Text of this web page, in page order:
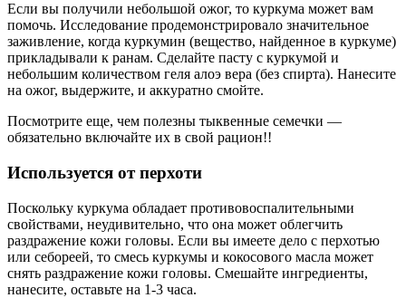
Если вы получили небольшой ожог, то куркума может вам
помочь. Исследование продемонстрировало значительное
заживление, когда куркумин (вещество, найденное в куркуме)
прикладывали к ранам. Сделайте пасту с куркумой и
небольшим количеством геля алоэ вера (без спирта). Нанесите
на ожог, выдержите, и аккуратно смойте.
Посмотрите еще, чем полезны тыквенные семечки —
обязательно включайте их в свой рацион!!
Используется от перхоти
Поскольку куркума обладает противовоспалительными
свойствами, неудивительно, что она может облегчить
раздражение кожи головы. Если вы имеете дело с перхотью
или себореей, то смесь куркумы и кокосового масла может
снять раздражение кожи головы. Смешайте ингредиенты,
нанесите, оставьте на 1-3 часа.